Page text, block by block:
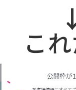
こ